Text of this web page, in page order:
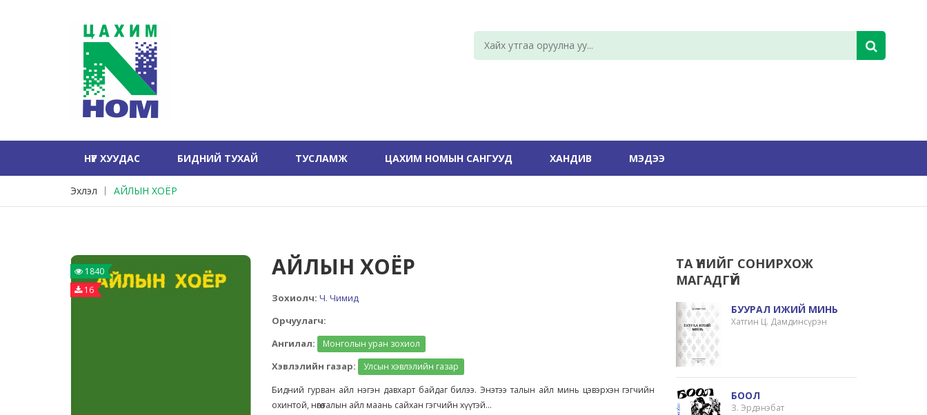
НҮҮР ХУУДАС БИДНИЙ ТУХАЙ ТУСЛАМЖ ЦАХИМ НОМЫН САНГУУД ХАНДИВ МЭДЭЭ
Эхлэл АЙЛЫН ХОЁР
1840
16
АЙЛЫН ХОЁР
Зохиолч: Ч. Чимид
Орчуулагч:
Ангилал:
Монголын уран зохиол
Хэвлэлийн газар:
Улсын хэвлэлийн газар
Бидний гурван айл нэгэн давхарт байдаг билээ. Энэтээ талын айл минь цэвэрхэн гэгчийн
охинтой, нөгөө талын айл маань сайхан гэгчийн хүүтэй...
ТА ҮҮНИЙГ СОНИРХОЖ
МАГАДГҮЙ
БУУРАЛ ИЖИЙ МИНЬ
Хатгин Ц. Дамдинсүрэн
БООЛ
З. Эрдэнэбат